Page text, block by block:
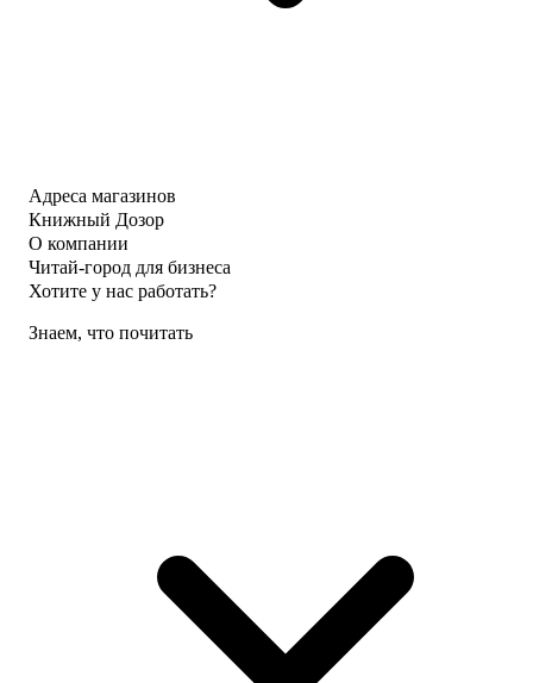
Адреса магазинов
Книжный Дозор
О компании
Читай-город для бизнеса
Хотите у нас работать?
Знаем, что почитать